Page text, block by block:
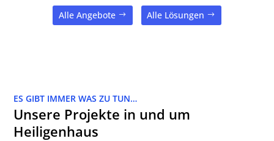
Alle Angebote Alle Lösungen
ES GIBT IMMER WAS ZU TUN…
Unsere Projekte in und um
Heiligenhaus